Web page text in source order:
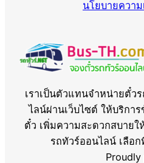
นโยบายควา
เราเป็นตัวแทนจำหน่ายตั๋ว
ไลน์ผ่านเว็บไซต์ ให้บริกา
ตั๋ว เพิ่มความสะดวกสบาย
รถทัวร์ออนไลน์ เลือก